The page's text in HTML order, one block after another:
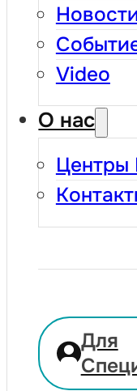
Video
О нас
Центры
Для